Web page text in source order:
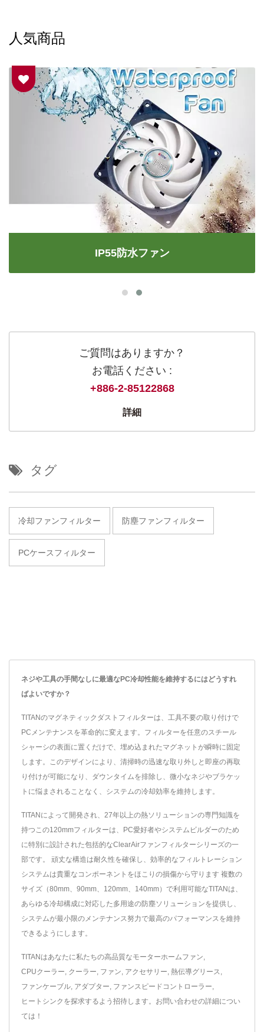
人気商品
IP55防水ファン
ご質問はありますか？
お電話ください :
+886-2-85122868
詳細
タグ
冷却ファンフィルター 防塵ファンフィルター
PCケースフィルター
ネジや工具の手間なしに最適なPC冷却性能を維持するにはどうすれ
ばよいですか？
TITANのマグネティックダストフィルターは、工具不要の取り付けで
PCメンテナンスを革命的に変えます。フィルターを任意のスチール
シャーシの表面に置くだけで、埋め込まれたマグネットが瞬時に固定
します。このデザインにより、清掃時の迅速な取り外しと即座の再取
り付けが可能になり、ダウンタイムを排除し、微小なネジやブラケッ
トに悩まされることなく、システムの冷却効率を維持します。
TITANによって開発され、27年以上の熱ソリューションの専門知識を
持つこの120mmフィルターは、PC愛好者やシステムビルダーのため
に特別に設計された包括的なClearAirファンフィルターシリーズの一
部です。 頑丈な構造は耐久性を確保し、効率的なフィルトレーション
システムは貴重なコンポーネントをほこりの損傷から守ります 複数の
サイズ（80mm、90mm、120mm、140mm）で利用可能なTITANは、
あらゆる冷却構成に対応した多用途の防塵ソリューションを提供し、
システムが最小限のメンテナンス努力で最高のパフォーマンスを維持
できるようにします。
TITANはあなたに私たちの高品質なモーターホームファン,
CPUクーラー, クーラー, ファン, アクセサリー, 熱伝導グリース,
ファンケーブル, アダプター, ファンスピードコントローラー,
ヒートシンク を探求するよう招待します。 お問い合わせの詳細につい
ては！